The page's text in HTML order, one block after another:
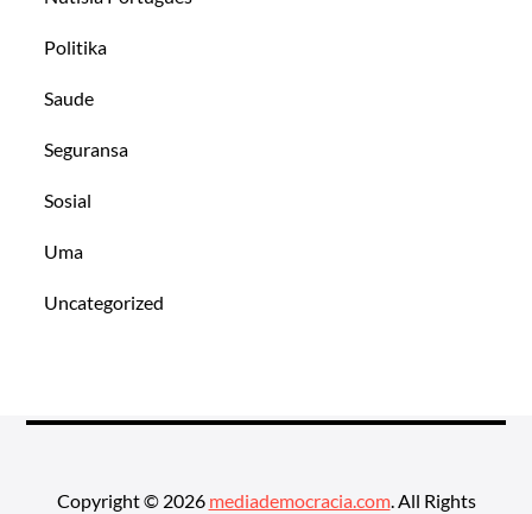
Politika
Saude
Seguransa
Sosial
Uma
Uncategorized
Copyright © 2026 mediademocracia.com. All Rights